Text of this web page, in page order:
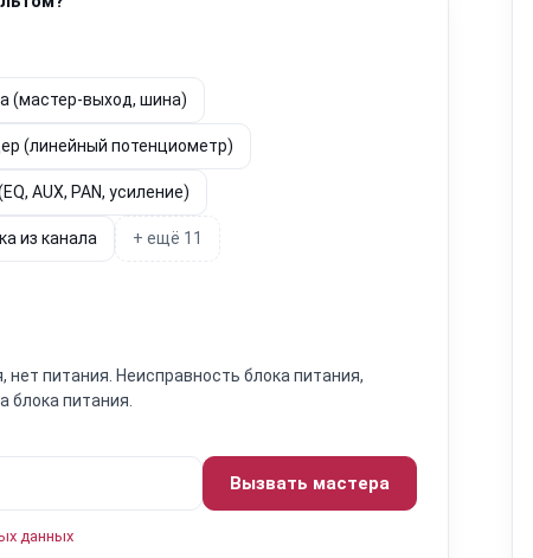
(мастер-выход, шина)
(линейный потенциометр)
AUX, PAN, усиление)
из канала + ещё 11
питания. Неисправность блока питания,
блока питания.
Вызвать мастера
данных